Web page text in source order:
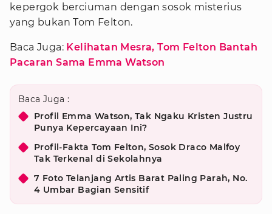
kepergok berciuman dengan sosok misterius
yang bukan Tom Felton.
Baca Juga: Kelihatan Mesra, Tom Felton Bantah
Pacaran Sama Emma Watson
Baca Juga :
Profil Emma Watson, Tak Ngaku Kristen Justru
Punya Kepercayaan Ini?
Profil-Fakta Tom Felton, Sosok Draco Malfoy
Tak Terkenal di Sekolahnya
7 Foto Telanjang Artis Barat Paling Parah, No.
4 Umbar Bagian Sensitif